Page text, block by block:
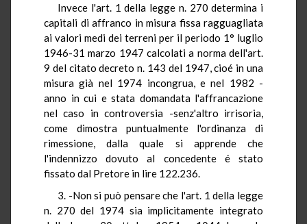
Invece l'art. 1 della legge n. 270 determina i
capitali di affranco in misura fissa ragguagliata
ai valori medi dei terreni per il periodo 1° luglio
1946-31 marzo 1947 calcolati a norma dell'art.
9 del citato decreto n. 143 del 1947, cioé in una
misura già nel 1974 incongrua, e nel 1982 -
anno in cui e stata domandata l'affrancazione
nel caso in controversia -senz'altro irrisoria,
come dimostra puntualmente l'ordinanza di
rimessione, dalla quale si apprende che
l'indennizzo dovuto al concedente é stato
fissato dal Pretore in lire 122.236.
3. -Non si può pensare che l'art. 1 della legge
n. 270 del 1974 sia implicitamente integrato